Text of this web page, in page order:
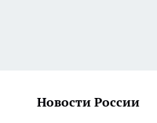
Новости России